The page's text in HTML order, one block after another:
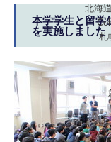
北海
札
本学学生と留学
を実施しました